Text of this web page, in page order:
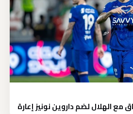
مع الهلال لضم داروين نونيز إعارة